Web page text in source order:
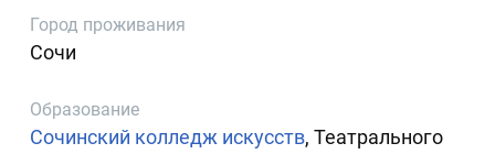
Город проживания
Сочи
Образование
Сочинский колледж искусств, Театрального